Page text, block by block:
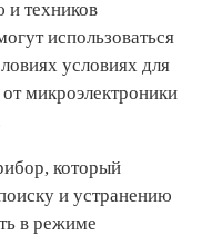
техников
использоваться
условиях для
микроэлектроники
который
и устранению
в режиме